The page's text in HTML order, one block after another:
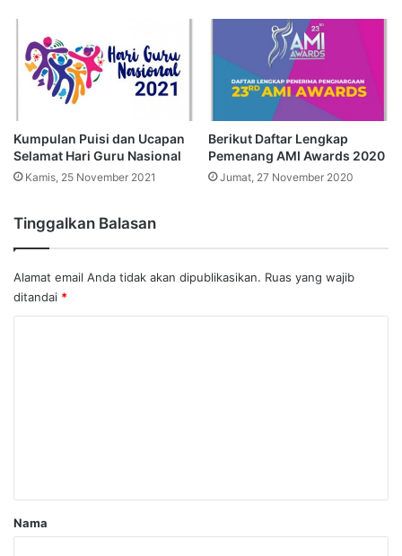
Kumpulan Puisi dan Ucapan
Selamat Hari Guru Nasional
Kamis, 25 November 2021
Berikut Daftar Lengkap
Pemenang AMI Awards 2020
Jumat, 27 November 2020
Tinggalkan Balasan
Alamat email Anda tidak akan dipublikasikan. Ruas yang wajib
ditandai *
rNama